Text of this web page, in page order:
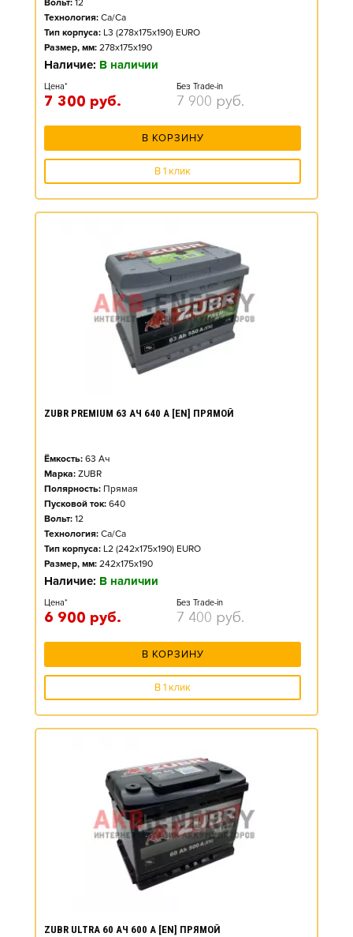
Вольт: 12
Технология: Ca/Ca
Тип корпуса: L3 (278x175x190) EURO
Размер, мм: 278x175x190
Наличие: В наличии
Цена*
7 300 руб.
Без Trade-in
7 900 руб.
В КОРЗИНУ
В 1 клик
ZUBR PREMIUM 63 АЧ 640 А [EN] ПРЯМОЙ
Ёмкость: 63 Ач
Марка: ZUBR
Полярность: Прямая
Пусковой ток: 640
Вольт: 12
Технология: Ca/Ca
Тип корпуса: L2 (242x175x190) EURO
Размер, мм: 242x175x190
Наличие: В наличии
Цена*
6 900 руб.
Без Trade-in
7 400 руб.
В КОРЗИНУ
В 1 клик
ZUBR ULTRA 60 АЧ 600 А [EN] ПРЯМОЙ